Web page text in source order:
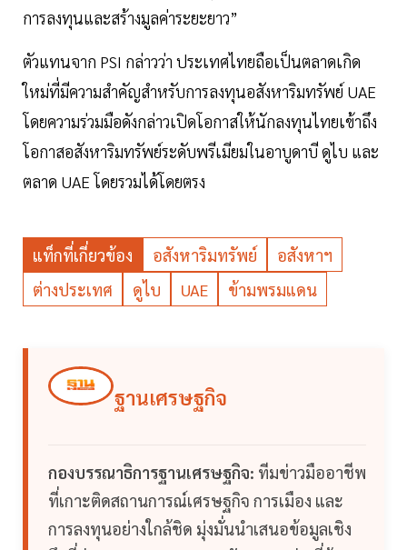
การลงทุนและสร้างมูลค่าระยะยาว”
ตัวแทนจาก PSI กล่าวว่า ประเทศไทยถือเป็นตลาดเกิด
ใหม่ที่มีความสำคัญสำหรับการลงทุนอสังหาริมทรัพย์ UAE
โดยความร่วมมือดังกล่าวเปิดโอกาสให้นักลงทุนไทยเข้าถึง
โอกาสอสังหาริมทรัพย์ระดับพรีเมียมในอาบูดาบี ดูไบ และ
ตลาด UAE โดยรวมได้โดยตรง
แท็กที่เกี่ยวข้อง อสังหาริมทรัพย์
อสังหาฯ
ต่างประเทศ
ดูไบ UAE ข้ามพรมแดน
ฐานเศรษฐกิจ
กองบรรณาธิการฐานเศรษฐกิจ: ทีมข่าวมืออาชีพ
ที่เกาะติดสถานการณ์เศรษฐกิจ การเมือง และ
การลงทุนอย่างใกล้ชิด มุ่งมั่นนำเสนอข้อมูลเชิง